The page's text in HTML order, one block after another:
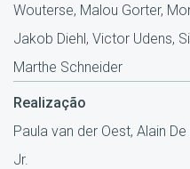
Wouterse, Malou Gorter,
Jakob Diehl, Victor Udens,
Marthe Schneider
Realização
Paula van der Oest, Alain
Jr.